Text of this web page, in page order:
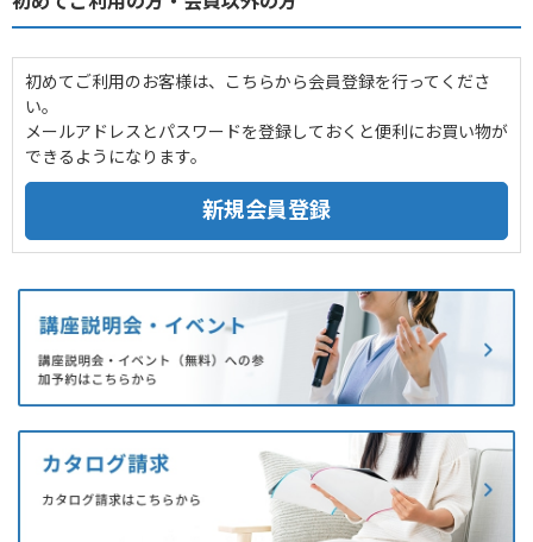
初めてご利用のお客様は、こちらから会員登録を行ってくださ
い。
メールアドレスとパスワードを登録しておくと便利にお買い物が
できるようになります。